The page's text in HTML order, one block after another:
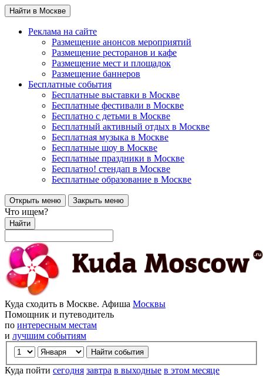
Найти в Москве
Реклама на сайте
Размещение анонсов мероприятий
Размещение ресторанов и кафе
Размещение мест и площадок
Размещение баннеров
Бесплатные события
Бесплатные выставки в Москве
Бесплатные фестивали в Москве
Бесплатно с детьми в Москве
Бесплатный активный отдых в Москве
Бесплатная музыка в Москве
Бесплатные шоу в Москве
Бесплатные праздники в Москве
Бесплатно! стендап в Москве
Бесплатные образование в Москве
Открыть меню Закрыть меню
Что ищем?
Найти
Куда сходить в Москве. Афиша Москвы
Помощник и путеводитель
по интересным местам
и лучшим событиям
Куда пойти сегодня завтра в выходные в этом месяце